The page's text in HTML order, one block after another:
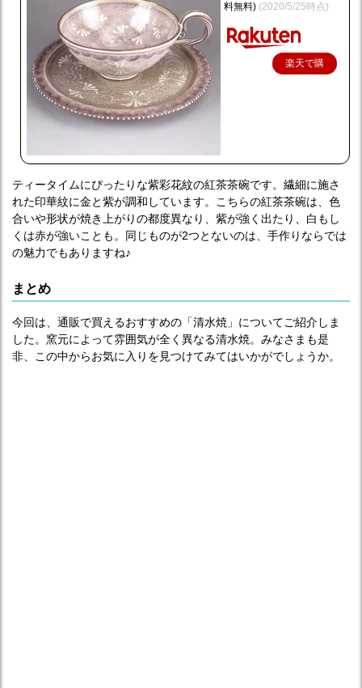
料無料) (2020/5/25時点)
楽天で購
ティータイムにぴったりな紫彩花紋の紅茶茶碗です。繊細に施さ
れた印華紋に金と紫が調和しています。こちらの紅茶茶碗は、色
合いや形状が焼き上がりの都度異なり、紫が強く出たり、白もし
くは赤が強いことも。同じものが2つとないのは、手作りならでは
の魅力でもありますね♪
まとめ
今回は、通販で買えるおすすめの「清水焼」についてご紹介しま
した。窯元によって雰囲気が全く異なる清水焼。みなさまも是
非、この中からお気に入りを見つけてみてはいかがでしょうか。